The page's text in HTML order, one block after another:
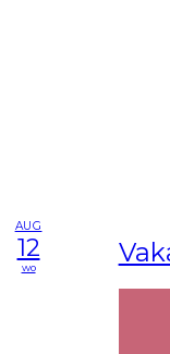
AUG
12
wo